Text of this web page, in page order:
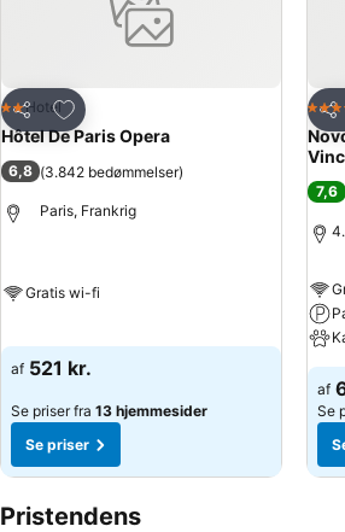
Del
Føj til favoritter
2 Stjerner
Hotel
Hôtel De Paris Opera
6,8 (3.842 bedømmelser)
Paris, Frankrig
Gratis wi-fi
af 521 kr.
Se priser fra 13 hjemmesider
Se priser
Del
4
7,6
af
Se
Pristendens